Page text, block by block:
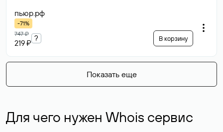
пьюр.рф
-71%
747 ₽
219 ₽
? В корзину
Показать еще
Для чего нужен Whois сервис